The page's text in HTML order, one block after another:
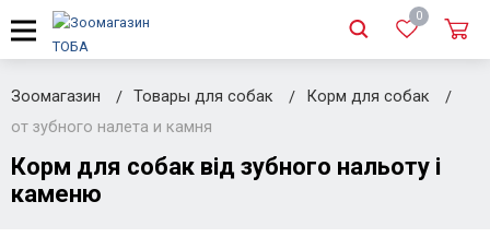
0
Зоомагазин Товары для собак
Корм для собак
от зубного налета и камня
Корм для собак від зубного нальоту і
каменю